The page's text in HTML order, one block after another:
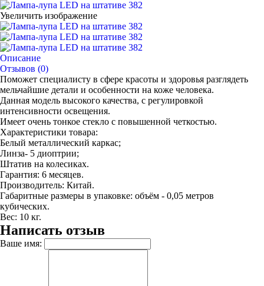
Увеличить изображение
Описание
Отзывов (0)
Поможет специалисту в сфере красоты и здоровья разглядеть
мельчайшие детали и особенности на коже человека.
Данная модель высокого качества, с регулировкой
интенсивности освещения.
Имеет очень тонкое стекло с повышенной четкостью.
Характеристики товара:
Белый металлический каркас;
Линза- 5 диоптрии;
Штатив на колесиках.
Гарантия: 6 месяцев.
Производитель: Китай.
Габаритные размеры в упаковке: объём - 0,05 метров
кубических.
Вес: 10 кг.
Написать отзыв
Ваше имя: